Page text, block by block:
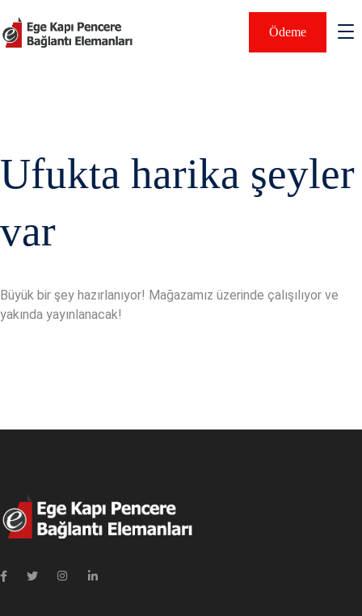
Ödeme
Ufukta harika şeyler
var
Büyük bir şey hazırlanıyor! Mağazamız üzerinde çalışılıyor ve
yakında yayınlanacak!